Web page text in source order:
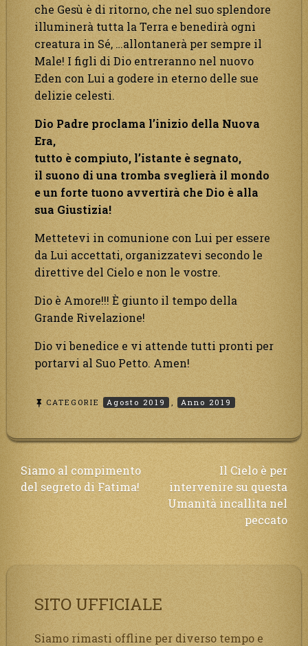
che Gesù è di ritorno, che nel suo splendore
illuminerà tutta la Terra e benedirà ogni
creatura in Sé, …allontanerà per sempre il
Male! I figli di Dio entreranno nel nuovo
Eden con Lui a godere in eterno delle sue
delizie celesti.
Dio Padre proclama l’inizio della Nuova
Era,
tutto è compiuto, l’istante è segnato,
il suono di una tromba sveglierà il mondo
e un forte tuono avvertirà che Dio è alla
sua Giustizia!
Mettetevi in comunione con Lui per essere
da Lui accettati, organizzatevi secondo le
direttive del Cielo e non le vostre.
Dio è Amore!!! È giunto il tempo della
Grande Rivelazione!
Dio vi benedice e vi attende tutti pronti per
portarvi al Suo Petto. Amen!
CATEGORIE Agosto 2019 , Anno 2019
Navigazione
articoli
Siamo al compimento
del segreto di Fatima!
Il Cielo è per
intervenire su questa
Umanità incallita nel
peccato
SITO UFFICIALE
Siamo rimasti offline per diverso tempo e